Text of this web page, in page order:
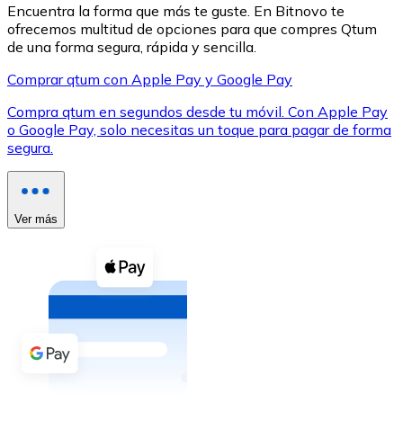
XRP
XRP
Ver todo
Compra criptomonedas con efectivo en tu tienda más
Comprar con efectivo
Transferencia SEPA
Encuentra la forma que más te guste. En Bitnovo te
ofrecemos multitud de opciones para que compres Qtum
de una forma segura, rápida y sencilla.
Comprar qtum con Apple Pay y Google Pay
Compra qtum en segundos desde tu móvil. Con Apple Pay
o Google Pay, solo necesitas un toque para pagar de forma
segura.
Ver más